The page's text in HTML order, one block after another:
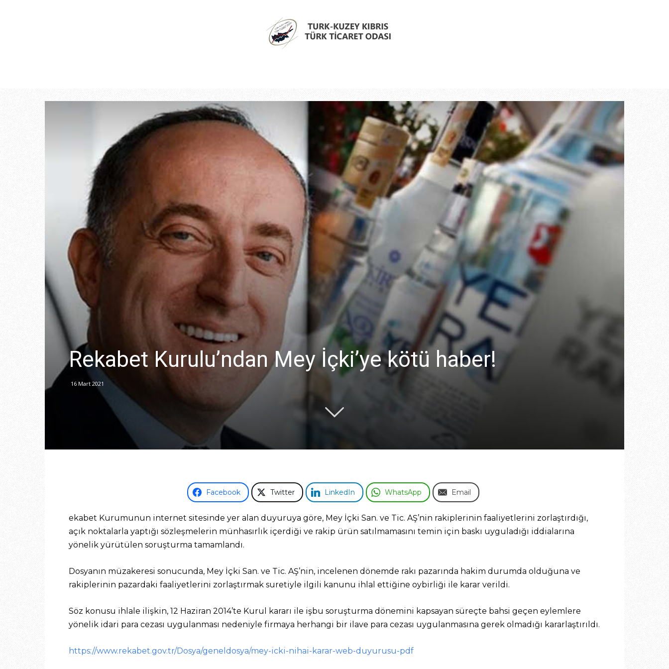
Kıbrıs
Türk
Ticaret
Odası
Rekabet Kurulu’ndan Mey İçki’ye kötü haber!
16 Mart 2021
Facebook Twitter LinkedIn WhatsApp Email
ekabet Kurumunun internet sitesinde yer alan duyuruya göre, Mey İçki San. ve Tic. AŞ’nin rakiplerinin faaliyetlerini zorlaştırdığı,
açık noktalarla yaptığı sözleşmelerin münhasırlık içerdiği ve rakip ürün satılmamasını temin için baskı uyguladığı iddialarına
yönelik yürütülen soruşturma tamamlandı.
Dosyanın müzakeresi sonucunda, Mey İçki San. ve Tic. AŞ’nin, incelenen dönemde rakı pazarında hakim durumda olduğuna ve
rakiplerinin pazardaki faaliyetlerini zorlaştırmak suretiyle ilgili kanunu ihlal ettiğine oybirliği ile karar verildi.
Söz konusu ihlale ilişkin, 12 Haziran 2014’te Kurul kararı ile işbu soruşturma dönemini kapsayan süreçte bahsi geçen eylemlere
yönelik idari para cezası uygulanması nedeniyle firmaya herhangi bir ilave para cezası uygulanmasına gerek olmadığı kararlaştırıldı.
https://www.rekabet.gov.tr/Dosya/geneldosya/mey-icki-nihai-karar-web-duyurusu-pdf